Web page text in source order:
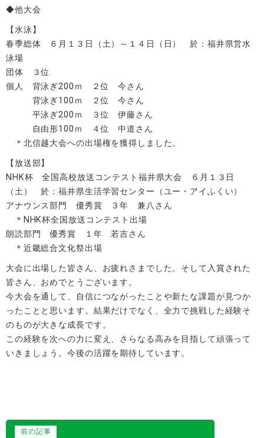
◆他大会
【水泳】
春季総体 ６月１３日（土）～１４日（日） 於：福井県営水
泳場
団体 ３位
個人 背泳ぎ200ｍ ２位 今さん
背泳ぎ100ｍ ２位 今さん
平泳ぎ200ｍ ３位 伊藤さん
自由形100ｍ ４位 中道さん
＊北信越大会への出場権を獲得しました。
【放送部】
NHK杯 全国高校放送コンテスト福井県大会 ６月１３日
（土） 於：福井県生活学習センター（ユー・アイふくい）
アナウンス部門 優秀賞 ３年 兼八さん
＊NHK杯全国放送コンテスト出場
朗読部門 優秀賞 １年 若吉さん
＊近畿総合文化祭出場
大会に出場した皆さん、お疲れさまでした。そして入賞された
皆さん、おめでとうございます。
今大会を通して、自信につながったことや新たな課題が見つか
ったことと思います。結果だけでなく、全力で挑戦した経験そ
のものが大きな成長です。
この経験を次への力に変え、さらなる高みを目指して頑張って
いきましょう。今後の活躍を期待しています。
投前の記事